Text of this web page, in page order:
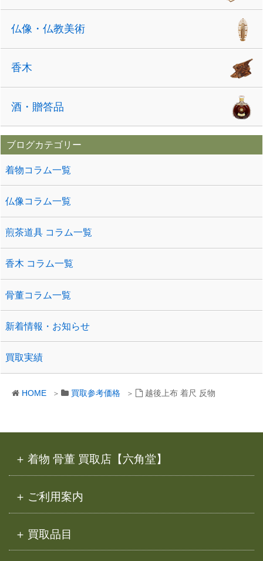
HOME 買取参考価格 越後上布 着尺 反物
仏像・仏教美術
香木
酒・贈答品
ブログカテゴリー
着物コラム一覧
仏像コラム一覧
煎茶道具 コラム一覧
香木 コラム一覧
骨董コラム一覧
新着情報・お知らせ
買取実績
着物 骨董 買取店【六角堂】
ご利用案内
買取品目